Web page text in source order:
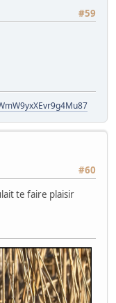
#59
#60
te faire plaisir